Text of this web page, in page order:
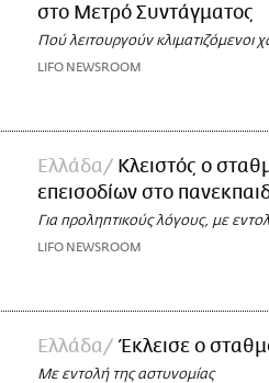
στο Μετρό Συντάγματος
Πού λειτουργούν κλιματιζόμενοι
LIFO NEWSROOM
Ελλάδα
Κλειστός ο
επεισοδίων στο
Για προληπτικούς λόγους, με
LIFO NEWSROOM
Ελλάδα Έκλεισε ο
Με εντολή της αστυνομίας